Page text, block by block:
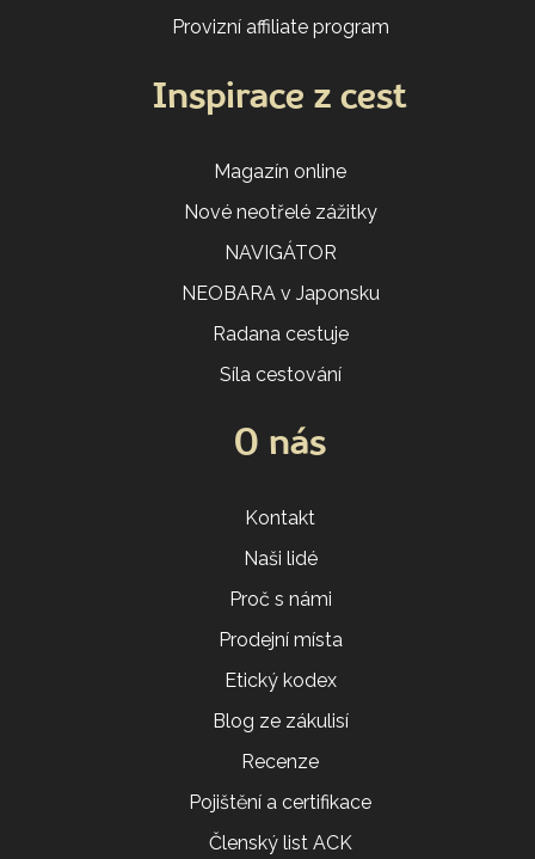
Provizní affiliate program
Inspirace z cest
Magazín online
Nové neotřelé zážitky
NAVIGÁTOR
NEOBARA v Japonsku
Radana cestuje
Síla cestování
O nás
Kontakt
Naši lidé
Proč s námi
Prodejní místa
Etický kodex
Blog ze zákulisí
Recenze
Pojištění a certifikace
Členský list ACK